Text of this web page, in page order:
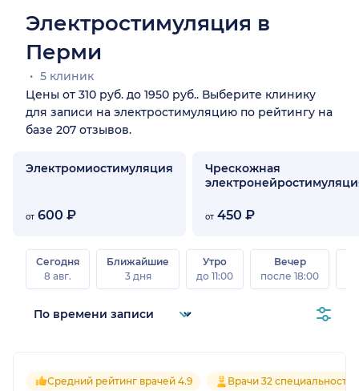
Электростимуляция в
Перми
5 клиник
Цены от 310 руб. до 1950 руб.. Выберите клинику
для записи на электростимуляцию по рейтингу на
базе 207 отзывов.
Электромиостимуляция
от 600 ₽
Чрескожная
от 450 ₽
Сегодня
8 авг.
Ближайшие
3 дня
Утро
до 11:00
Вечер
после 18:00
Средний рейтинг врачей 4.9 Врачи 32 специальностей